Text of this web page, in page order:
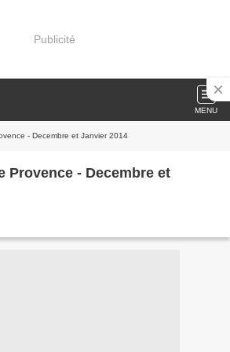
Publicité
MENU
- Decembre et Janvier 2014
Provence - Decembre et